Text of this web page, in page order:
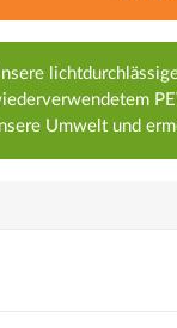
Umwelt und